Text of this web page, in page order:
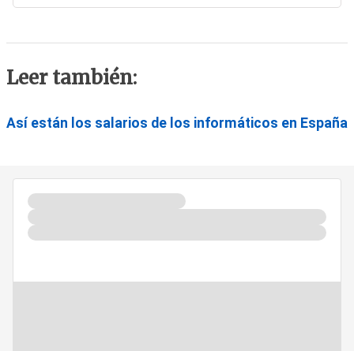
Leer también:
Así están los salarios de los informáticos en España